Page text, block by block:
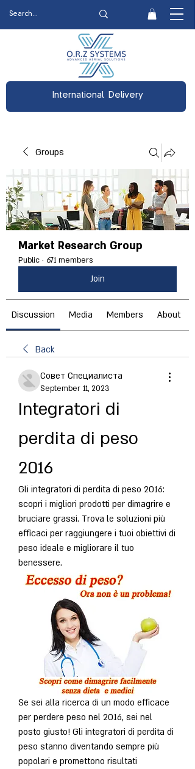
International Delivery
Groups
Market Research Group
Public · 671 members
Join
Discussion Media Members About
Back
Совет Специалиста
September 11, 2023
Integratori di
perdita di peso
2016
Gli integratori di perdita di peso 2016:
scopri i migliori prodotti per dimagrire e
bruciare grassi. Trova le soluzioni più
efficaci per raggiungere i tuoi obiettivi di
peso ideale e migliorare il tuo
benessere.
Se sei alla ricerca di un modo efficace
per perdere peso nel 2016, sei nel
posto giusto! Gli integratori di perdita di
peso stanno diventando sempre più
popolari e promettono risultati